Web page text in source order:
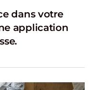
dans votre
application